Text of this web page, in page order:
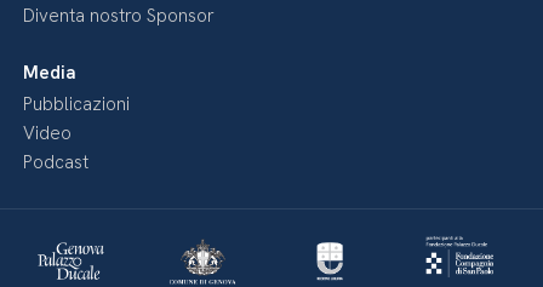
Diventa nostro Sponsor
Media
Pubblicazioni
Video
Podcast